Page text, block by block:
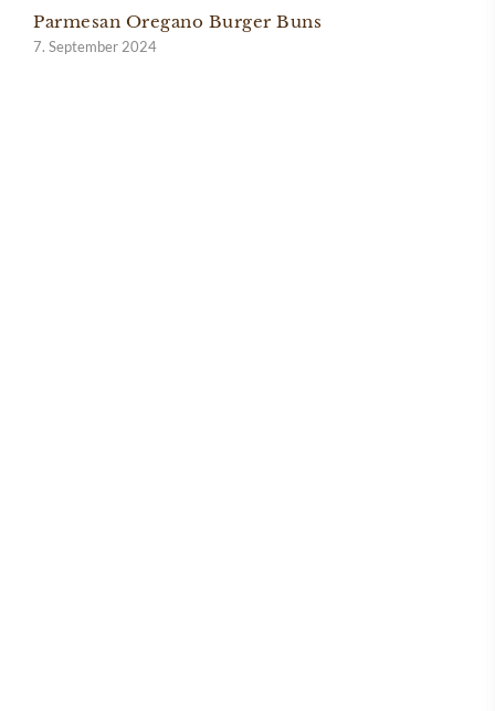
Parmesan Oregano Burger Buns
7. September 2024